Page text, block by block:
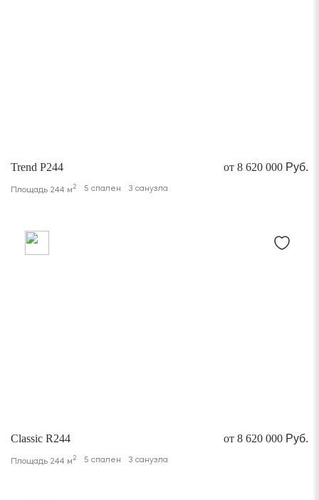
Trend P244 от 8 620 000 Руб.
Площадь 244 м2 5 спален 3 санузла
Classic R244 от 8 620 000 Руб.
Площадь 244 м2 5 спален 3 санузла